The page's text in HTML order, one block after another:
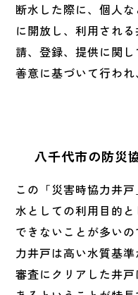
断水した際に、個人
に開放し、利用され
請、登録、提供に関
善意に基づいて行われ
八千代市の防災
この「災害時協力井
水としての利用目的
できないことが多い
力井戸は高い水質基
審査にクリアした井